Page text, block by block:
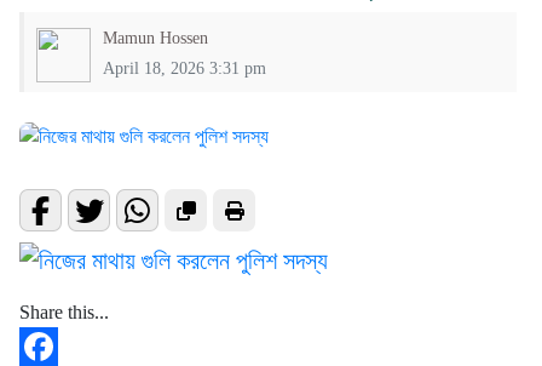
Mamun Hossen
April 18, 2026 3:31 pm
Share this...